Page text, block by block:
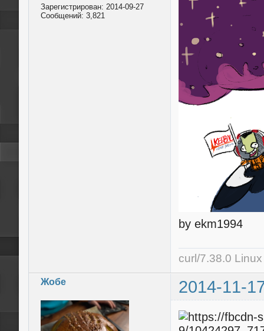
Зарегистрирован: 2014-09-27
Сообщений: 3,821
by ekm1994
curl/7.38.0
Жобе 2014-11-